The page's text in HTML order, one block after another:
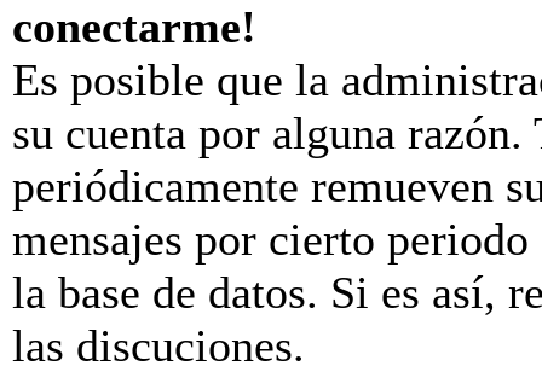
conectarme!
Es posible que la
su cuenta por alguna
periódicamente remueven
mensajes por cierto
la base de datos. Si es así,
las discuciones.